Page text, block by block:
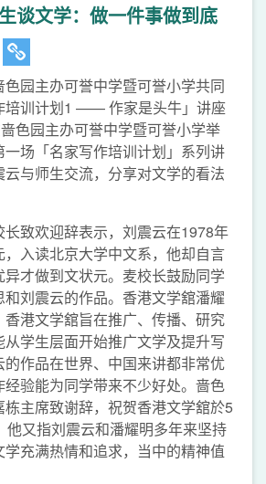
谈文学：做一件事做到底
园主办可誉中学暨可誉小学共同
培训计划1 —— 作家是头牛」讲座
色园主办可誉中学暨可誉小学举
场「名家写作培训计划」系列讲
与师生交流，分享对文学的看法
长致欢迎辞表示，刘震云在1978年
入读北京大学中文系，他却自言
异才做到文状元。麦校长鼓励同学
刘震云的作品。香港文学舘潘耀
港文学舘旨在推广、传播、研究
学生层面开始推广文学及提升写
作品在世界、中国来讲都非常优
验能为同学带来不少好处。啬色
主席致谢辞，祝贺香港文学舘於5
他又指刘震云和潘耀明多年来坚持
充满热情和追求，当中的精神值